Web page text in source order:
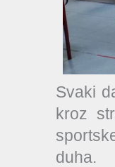
Svaki
kroz
duha.